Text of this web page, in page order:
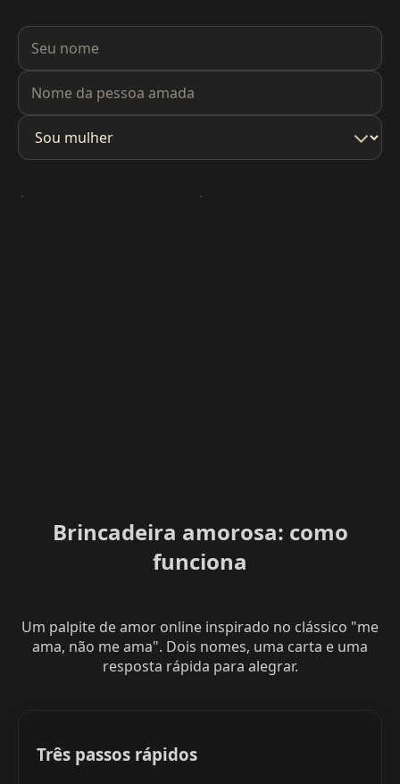
Seu nome
Nome da pessoa amada
Sou
Brincadeira amorosa: como
funciona
Um palpite de amor online inspirado no clássico "me
ama, não me ama". Dois nomes, uma carta e uma
resposta rápida para alegrar.
Três passos rápidos